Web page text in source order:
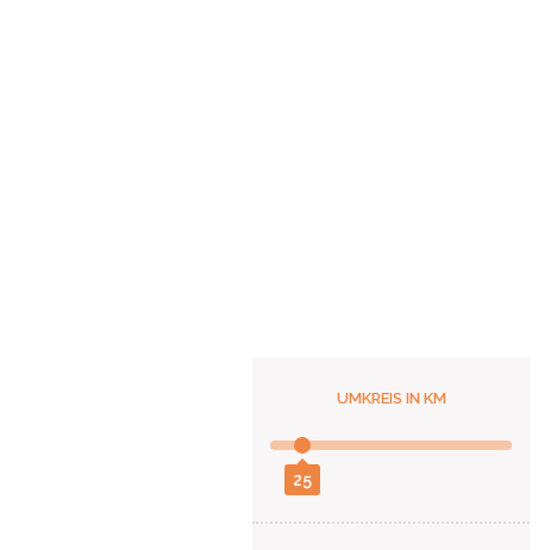
UMKREIS IN KM
25